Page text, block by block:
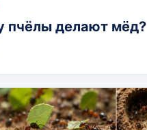
пчёлы делают мёд?